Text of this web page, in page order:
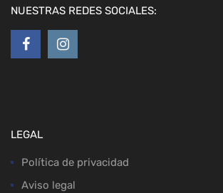
NUESTRAS REDES SOCIALES:
LEGAL
Política de privacidad
Aviso legal